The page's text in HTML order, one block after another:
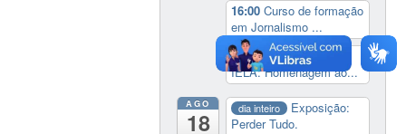
16:00Curso de formação
em Jornalismo ...
19:00 Aula Magna do
IELA: Homenagem ao...
AGO
18
dia inteiro
Exposição:
Perder Tudo.